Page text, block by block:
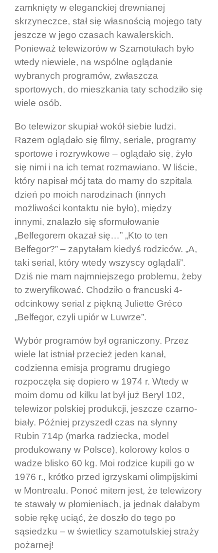
zamknięty w eleganckiej drewnianej
skrzyneczce, stał się własnością mojego taty
jeszcze w jego czasach kawalerskich.
Ponieważ telewizorów w Szamotułach było
wtedy niewiele, na wspólne oglądanie
wybranych programów, zwłaszcza
sportowych, do mieszkania taty schodziło się
wiele osób.
Bo telewizor skupiał wokół siebie ludzi.
Razem oglądało się filmy, seriale, programy
sportowe i rozrywkowe – oglądało się, żyło
się nimi i na ich temat rozmawiano. W liście,
który napisał mój tata do mamy do szpitala
dzień po moich narodzinach (innych
możliwości kontaktu nie było), między
innymi, znalazło się sformułowanie
„Belfegorem okazał się…” „Kto to ten
Belfegor?” – zapytałam kiedyś rodziców. „A,
taki serial, który wtedy wszyscy oglądali”.
Dziś nie mam najmniejszego problemu, żeby
to zweryfikować. Chodziło o francuski 4-
odcinkowy serial z piękną Juliette Gréco
„Belfegor, czyli upiór w Luwrze”.
Wybór programów był ograniczony. Przez
wiele lat istniał przecież jeden kanał,
codzienna emisja programu drugiego
rozpoczęła się dopiero w 1974 r. Wtedy w
moim domu od kilku lat był już Beryl 102,
telewizor polskiej produkcji, jeszcze czarno-
biały. Później przyszedł czas na słynny
Rubin 714p (marka radziecka, model
produkowany w Polsce), kolorowy kolos o
wadze blisko 60 kg. Moi rodzice kupili go w
1976 r., krótko przed igrzyskami olimpijskimi
w Montrealu. Ponoć mitem jest, że telewizory
te stawały w płomieniach, ja jednak dałabym
sobie rękę uciąć, że doszło do tego po
sąsiedzku – w świetlicy szamotulskiej straży
pożarnej!